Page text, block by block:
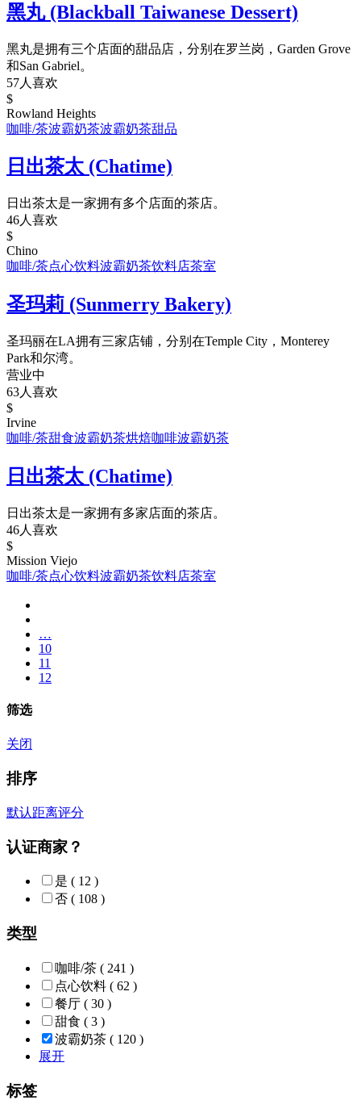
黑丸 (Blackball Taiwanese Dessert)
黑丸是拥有三个店面的甜品店，分别在罗兰岗，Garden Grove
和San Gabriel。
57人喜欢
$
Rowland Heights
咖啡/茶波霸奶茶波霸奶茶甜品
日出茶太 (Chatime)
日出茶太是一家拥有多个店面的茶店。
46人喜欢
$
Chino
咖啡/茶点心饮料波霸奶茶饮料店茶室
圣玛莉 (Sunmerry Bakery)
圣玛丽在LA拥有三家店铺，分别在Temple City，Monterey
Park和尔湾。
营业中
63人喜欢
$
Irvine
咖啡/茶甜食波霸奶茶烘焙咖啡波霸奶茶
日出茶太 (Chatime)
日出茶太是一家拥有多家店面的茶店。
46人喜欢
$
Mission Viejo
咖啡/茶点心饮料波霸奶茶饮料店茶室
…
10
11
12
筛选
关闭
排序
默认距离评分
认证商家？
是 ( 12 )
否 ( 108 )
类型
咖啡/茶 ( 241 )
点心饮料 ( 62 )
餐厅 ( 30 )
甜食 ( 3 )
波霸奶茶 ( 120 )
展开
标签